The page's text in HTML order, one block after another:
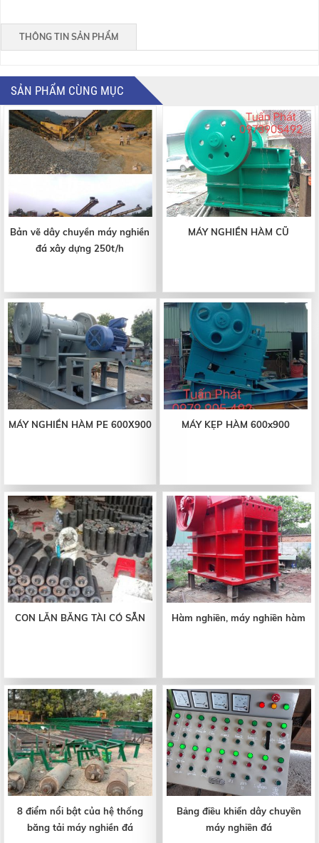
THÔNG TIN SẢN PHẨM
SẢN PHẨM CÙNG MỤC
Bản vẽ dây chuyền máy nghiền
đá xây dựng 250t/h
MÁY NGHIỀN HÀM CŨ
MÁY NGHIỀN HÀM PE 600Χ900 MÁY KẸP HÀM 600x900
CON LĂN BĂNG TÀI CÓ SẴN Hàm nghiền, máy nghiền hàm
8 điểm nổi bật của hệ thống
băng tải máy nghiền đá
Bảng điều khiển dây chuyền
máy nghiền đá